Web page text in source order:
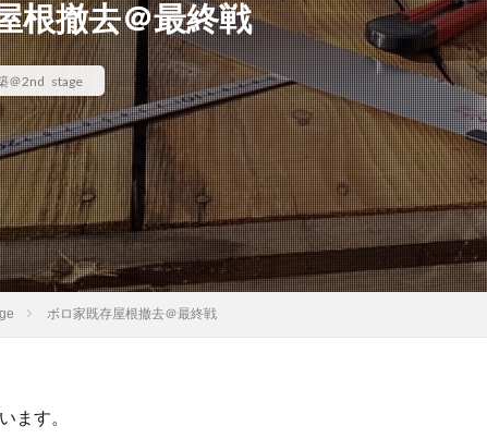
根撤去＠最終戦
＠2nd stage
ボロ家既存屋根撤去＠最終戦
ます。